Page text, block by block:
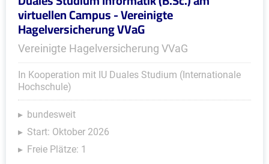
virtuellen Campus - Vereinigte
Hagelversicherung VVaG
Vereinigte Hagelversicherung VVaG
In Kooperation mit IU Duales Studium (Internationale
Hochschule)
bundesweit
Start: Oktober 2026
Freie Plätze: 1